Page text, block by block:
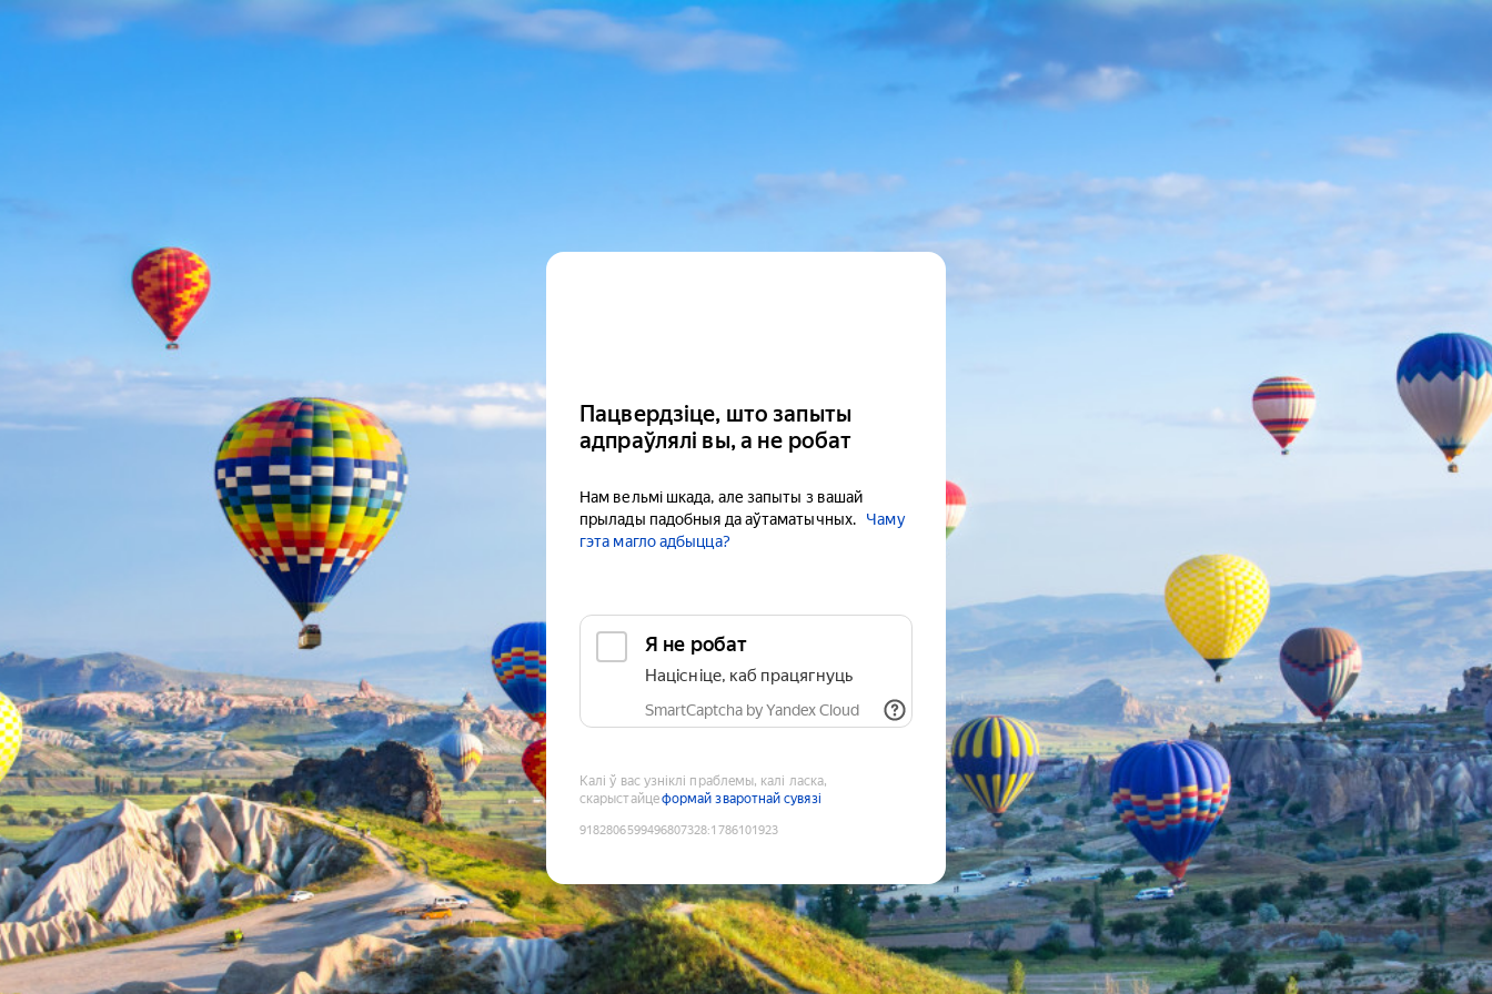
Пацвердзіце, што запыты
адпраўлялі вы, а не робат
Нам вельмі шкада, але запыты з вашай
прылады падобныя да аўтаматычных.
Чаму
гэта магло адбыцца?
Я не робат
Націсніце, каб працягнуць
SmartCaptcha by Yandex Cloud
Калі ў вас узніклі праблемы, калі ласка,
скарыстайцеформай зваротнай сувязі
9182806599496807328:1786101923